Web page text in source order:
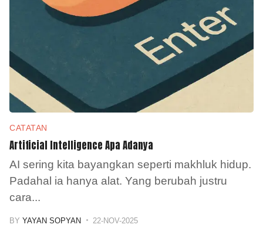
CATATAN
Artificial Intelligence Apa Adanya
AI sering kita bayangkan seperti makhluk hidup.
Padahal ia hanya alat. Yang berubah justru
cara...
BY YAYAN SOPYAN 22-NOV-2025